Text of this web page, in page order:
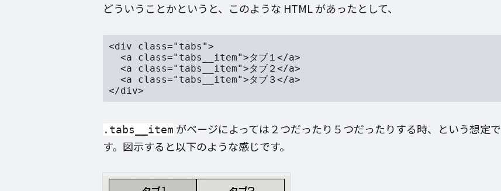
どういうことかというと、このような HTML があったとして、
<div class="tabs">
  <a class="tabs__item">タブ１</a>
  <a class="tabs__item">タブ２</a>
  <a class="tabs__item">タブ３</a>
.tabs__item がページによっては２つだったり５つだったりする時、という想定で
す。図示すると以下のような感じです。